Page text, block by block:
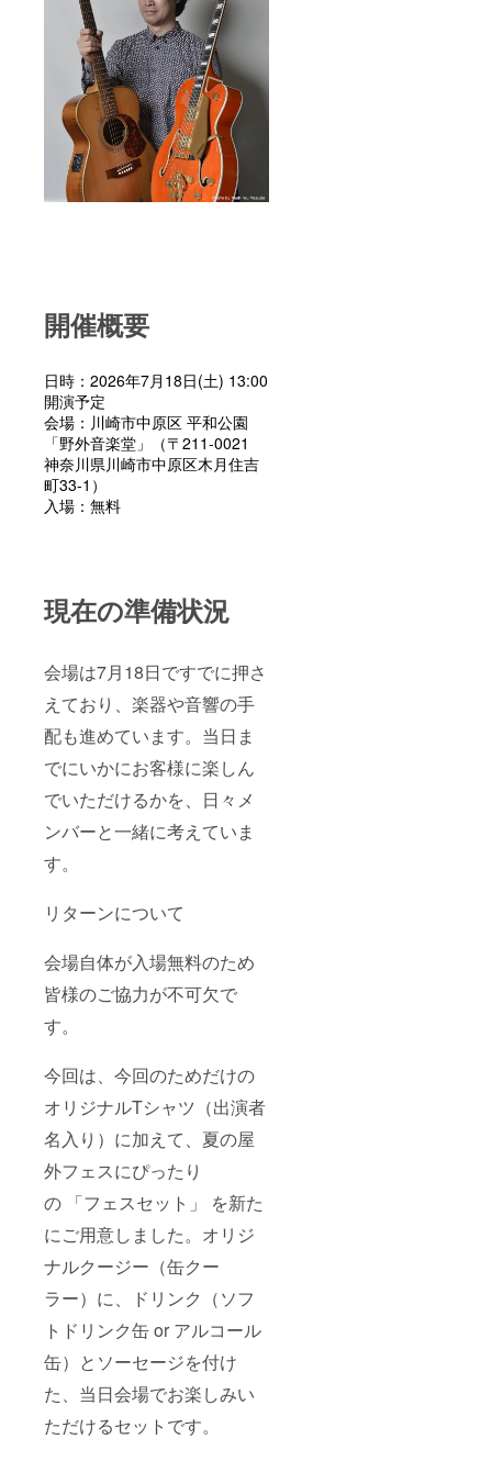
開催概要
日時：2026年7月18日(土) 13:00
開演予定
会場：川崎市中原区 平和公園
「野外音楽堂」（〒211-0021
神奈川県川崎市中原区木月住吉
町33-1）
入場：無料
現在の準備状況
会場は7月18日ですでに押さ
えており、楽器や音響の手
配も進めています。当日ま
でにいかにお客様に楽しん
でいただけるかを、日々メ
ンバーと一緒に考えていま
す。
リターンについて
会場自体が入場無料のため
皆様のご協力が不可欠で
す。
今回は、今回のためだけの
オリジナルTシャツ（出演者
名入り）に加えて、夏の屋
外フェスにぴったり
の 「フェスセット」 を新た
にご用意しました。オリジ
ナルクージー（缶クー
ラー）に、ドリンク（ソフ
トドリンク缶 or アルコール
缶）とソーセージを付け
た、当日会場でお楽しみい
ただけるセットです。